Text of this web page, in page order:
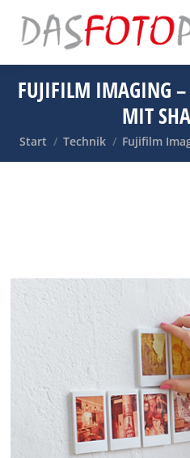
FUJIFILM IMAGING –
MIT
Sie befinden sich hier:
Start Technik Fujifilm